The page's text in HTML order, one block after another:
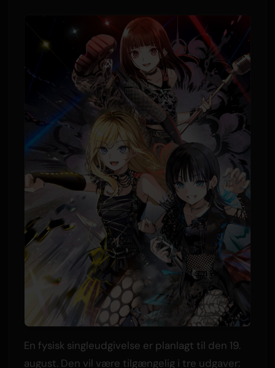
En fysisk singleudgivelse er planlagt til den 19.
august. Den vil være tilgængelig i tre udgaver: